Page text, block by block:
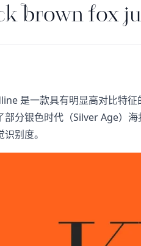
brown fox
是一款具有明显高对比特
部分银色时代（Silver Age）
别度。